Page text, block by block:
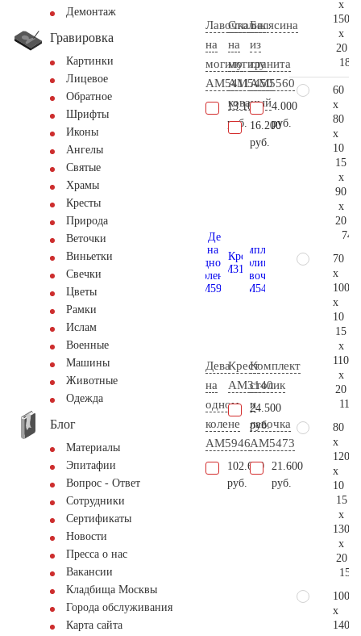
Демонтаж
Гравировка
Картинки
Лицевое
Обратное
Шрифты
Иконы
Ангелы
Святые
Храмы
Кресты
Природа
Веточки
Виньетки
Свечки
Цветы
Рамки
Ислам
Военные
Машины
Животные
Одежда
Блог
Материалы
Эпитафии
Вопрос - Ответ
Сотрудники
Сертификаты
Новости
Пресса о нас
Вакансии
Кладбища Москвы
Города обслуживания
Карта сайта
Лавочка
на
могилу
AM5411
13.100
руб.
Столик
на
могилу
AM5450
кованый
16.200
руб.
Балясина
из
гранита
AM5560
4.000
руб.
Дева
на
одном
колене
AM5946
102.600
руб.
Крест
AM3140
24.500
руб.
Комплект
столик
и
лавочка
АМ5473
21.600
руб.
x
150
x
20
60
x
80
x
10
15
x
90
x
20
70
x
100
x
10
15
x
110
x
20
80
x
120
x
10
15
x
130
x
20
100
x
140